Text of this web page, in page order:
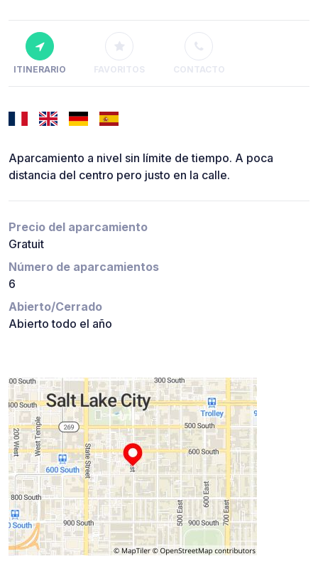
ITINERARIO FAVORITOS CONTACTO
Aparcamiento a nivel sin límite de tiempo. A poca
distancia del centro pero justo en la calle.
Precio del aparcamiento
Gratuit
Número de aparcamientos
6
Abierto/Cerrado
Abierto todo el año